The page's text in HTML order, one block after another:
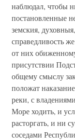
наблюдал, чтобы
постановленные
земския,
справедливость
от них
присутствии
общему смыслу
положат
реки, с
Море ходить, и
расторгать, и ни
соседами